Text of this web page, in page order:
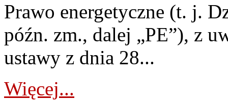
Prawo energetyczne (t. j.
późn. zm., dalej „PE”), z
ustawy z dnia 28...
Więcej...